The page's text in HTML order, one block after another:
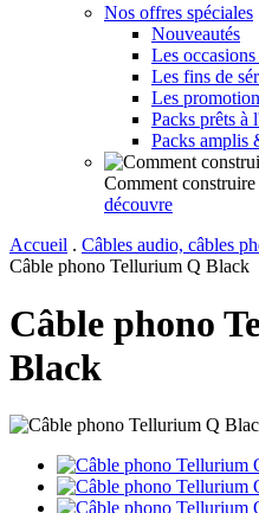
Nos offres spéciales
Nouveautés
Les
Les fins de
Les
Packs prêts à
Packs amplis
Comment
découvre
Accueil . Câbles audio, câbles
Câble phono Tellurium Q Black
Câble phono
Black